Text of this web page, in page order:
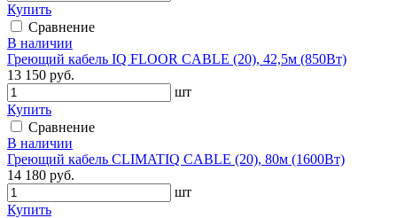
Купить
Сравнение
В наличии
Греющий кабель IQ FLOOR CABLE (20), 42,5м (850Вт)
13 150 руб.
шт
Купить
Сравнение
В наличии
Греющий кабель CLIMATIQ CABLE (20), 80м (1600Вт)
14 180 руб.
шт
Купить